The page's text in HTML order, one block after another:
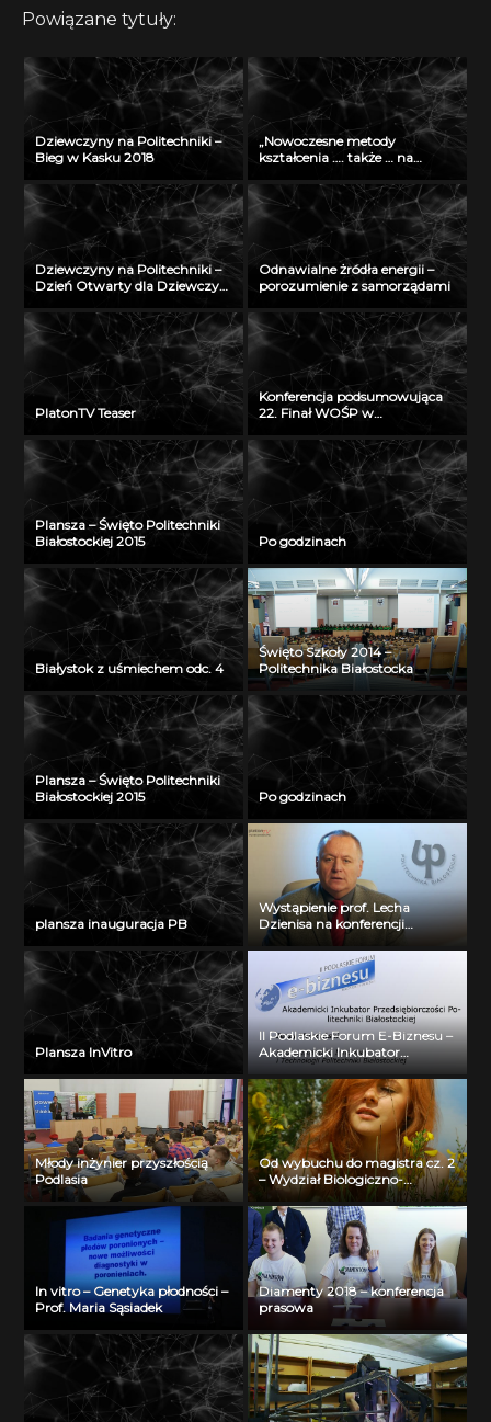
Powiązane tytuły:
Dziewczyny na Politechniki –
Bieg w Kasku 2018
„Nowoczesne metody
kształcenia …. także … na
Radiu Akadera – 11 grudzień
2012
Dziewczyny na Politechniki –
Dzień Otwarty dla Dziewczyn
Odnawialne żródła energii –
porozumienie z samorządami
PlatonTV Teaser
Konferencja podsumowująca
22. Finał WOŚP w
Plansza – Święto Politechniki
Białostockiej 2015
Po godzinach
Białystok z uśmiechem odc. 4
Święto Szkoły 2014 –
Politechnika Białostocka
Plansza – Święto Politechniki
Białostockiej 2015
Po godzinach
plansza inauguracja PB
Wystąpienie prof. Lecha
Dzienisa na konferencji
„Integration, partnership and
innovations in civil engineering
and education”
Plansza InVitro
II Podlaskie Forum E-Biznesu –
Akademicki Inkubator
Przedsiębiorczości Politechniki
Białostockiej – Jerzy Muszyński
Młody inżynier przyszłością
Podlasia
Od wybuchu do magistra cz. 2
– Wydział Biologiczno-
Chemiczny Uniwersytetu w
Białymstoku
In vitro – Genetyka płodności –
Prof. Maria Sąsiadek
Diamenty 2018 – konferencja
prasowa